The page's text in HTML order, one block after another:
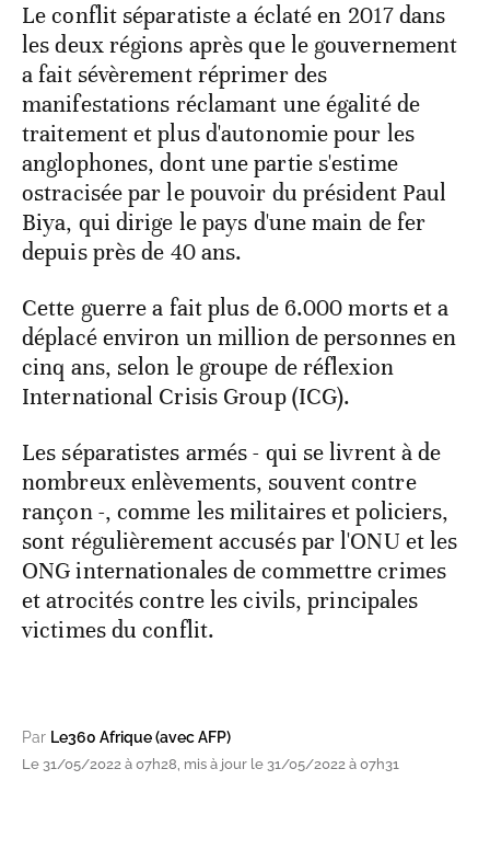
Le conflit séparatiste a éclaté en 2017 dans
les deux régions après que le gouvernement
a fait sévèrement réprimer des
manifestations réclamant une égalité de
traitement et plus d'autonomie pour les
anglophones, dont une partie s'estime
ostracisée par le pouvoir du président Paul
Biya, qui dirige le pays d'une main de fer
depuis près de 40 ans.
Cette guerre a fait plus de 6.000 morts et a
déplacé environ un million de personnes en
cinq ans, selon le groupe de réflexion
International Crisis Group (ICG).
Les séparatistes armés - qui se livrent à de
nombreux enlèvements, souvent contre
rançon -, comme les militaires et policiers,
sont régulièrement accusés par l'ONU et les
ONG internationales de commettre crimes
et atrocités contre les civils, principales
victimes du conflit.
Par Le360 Afrique (avec AFP)
Le 31/05/2022 à 07h28, mis à jour le 31/05/2022 à 07h31